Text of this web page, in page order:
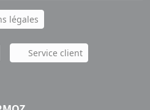
légales
Service client